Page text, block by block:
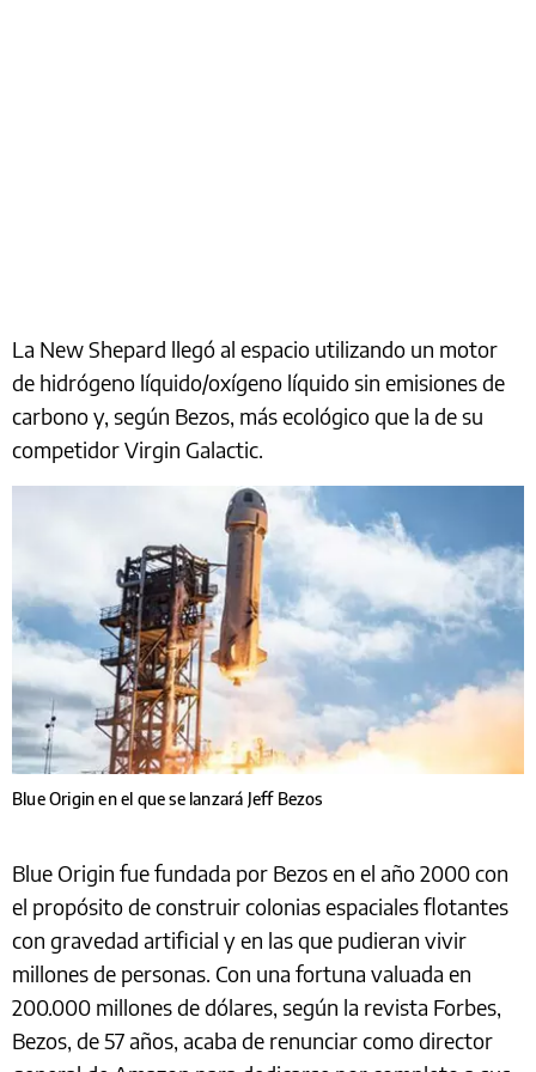
La New Shepard llegó al espacio utilizando un motor
de hidrógeno líquido/oxígeno líquido sin emisiones de
carbono y, según Bezos, más ecológico que la de su
competidor Virgin Galactic.
Blue Origin en el que se lanzará Jeff Bezos
Blue Origin fue fundada por Bezos en el año 2000 con
el propósito de construir colonias espaciales flotantes
con gravedad artificial y en las que pudieran vivir
millones de personas. Con una fortuna valuada en
200.000 millones de dólares, según la revista Forbes,
Bezos, de 57 años, acaba de renunciar como director